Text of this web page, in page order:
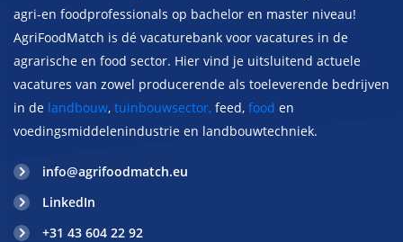
agri-en foodprofessionals op bachelor en master niveau!
AgriFoodMatch is dé vacaturebank voor vacatures in de
agrarische en food sector. Hier vind je uitsluitend actuele
vacatures van zowel producerende als toeleverende bedrijven
in de landbouw, tuinbouwsector, feed, food en
voedingsmiddelenindustrie en landbouwtechniek.
info@agrifoodmatch.eu
LinkedIn
+31 43 604 22 92